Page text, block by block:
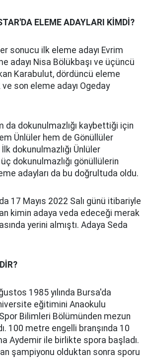
ELEME ADAYLARI KİMDİ?
sonucu ilk eleme adayı Evrim
adayı Nisa Bölükbaşı ve üçüncü
Karabulut, dördüncü eleme
ve son eleme adayı Ogeday
da dokunulmazlığı kaybettiği için
Ünlüler hem de Gönüllüler
dokunulmazlığı Ünlüler
dokunulmazlığı gönüllülerin
adayları da bu doğrultuda oldu.
17 Mayıs 2022 Salı günü itibariyle
kimin adaya veda edeceği merak
yerini almıştı. Adaya Seda
1985 yılında Bursa'da
eğitimini Anaokulu
Bilimleri Bölümünden mezun
100 metre engelli branşında 10
Aydemir ile birlikte spora başladı.
şampiyonu olduktan sonra sporu